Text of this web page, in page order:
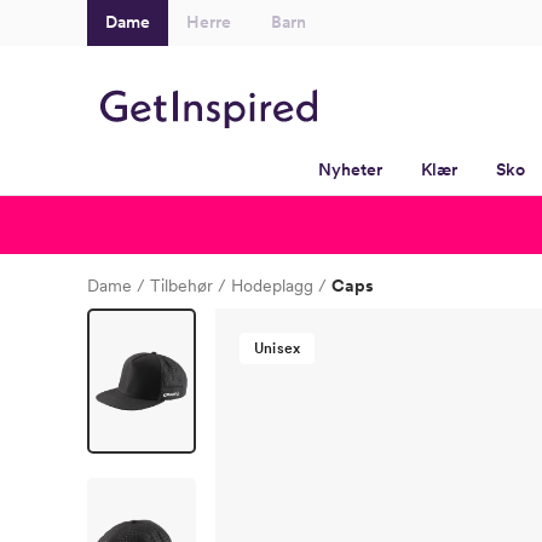
Dame Herre Barn
Nyheter Klær Sko
Dame Tilbehør Hodeplagg Caps
Unisex